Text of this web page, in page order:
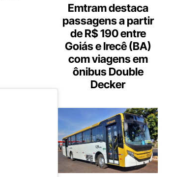
Emtram destaca
passagens a partir
de R$ 190 entre
Goiás e Irecê (BA)
com viagens em
ônibus Double
Decker